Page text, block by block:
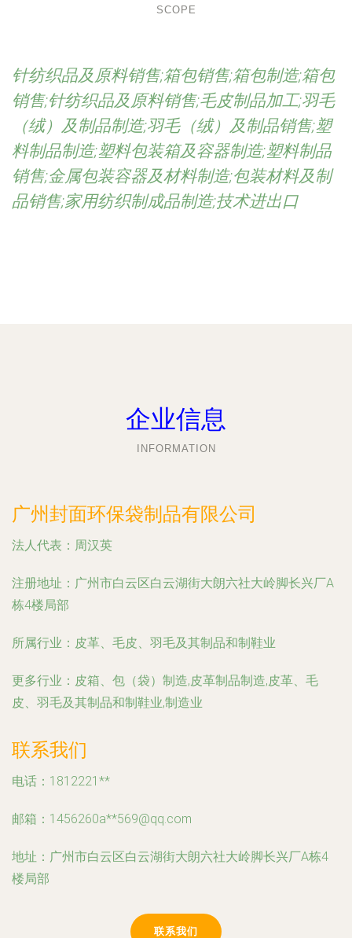
SCOPE
针纺织品及原料销售;箱包销售;箱包制造;箱包
销售;针纺织品及原料销售;毛皮制品加工;羽毛
（绒）及制品制造;羽毛（绒）及制品销售;塑
料制品制造;塑料包装箱及容器制造;塑料制品
销售;金属包装容器及材料制造;包装材料及制
品销售;家用纺织制成品制造;技术进出口
企业信息
INFORMATION
广州封面环保袋制品有限公司
法人代表： 周汉英
注册地址： 广州市白云区白云湖街大朗六社大岭脚长兴厂A
栋4楼局部
所属行业： 皮革、毛皮、羽毛及其制品和制鞋业
更多行业： 皮箱、包（袋）制造,皮革制品制造,皮革、毛
皮、羽毛及其制品和制鞋业,制造业
联系我们
电话：1812221**
邮箱：1456260a**569@qq.com
地址：广州市白云区白云湖街大朗六社大岭脚长兴厂A栋4
楼局部
联系我们